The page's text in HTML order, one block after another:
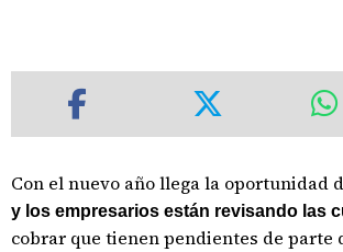
Con el nuevo año llega la oportunidad
y los empresarios están revisando las
cobrar que tienen pendientes de parte